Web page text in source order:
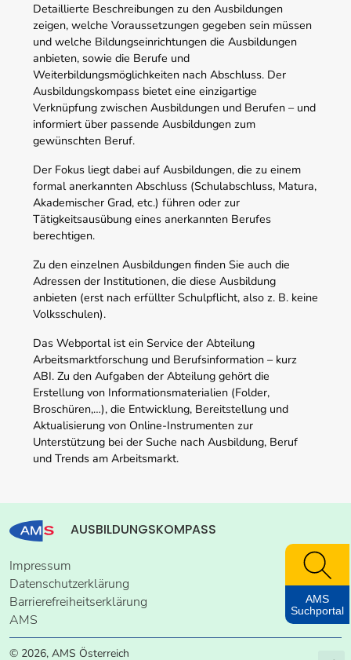
Detaillierte Beschreibungen zu den Ausbildungen
zeigen, welche Voraussetzungen gegeben sein müssen
und welche Bildungseinrichtungen die Ausbildungen
anbieten, sowie die Berufe und
Weiterbildungsmöglichkeiten nach Abschluss. Der
Ausbildungskompass bietet eine einzigartige
Verknüpfung zwischen Ausbildungen und Berufen – und
informiert über passende Ausbildungen zum
gewünschten Beruf.
Der Fokus liegt dabei auf Ausbildungen, die zu einem
formal anerkannten Abschluss (Schulabschluss, Matura,
Akademischer Grad, etc.) führen oder zur
Tätigkeitsausübung eines anerkannten Berufes
berechtigen.
Zu den einzelnen Ausbildungen finden Sie auch die
Adressen der Institutionen, die diese Ausbildung
anbieten (erst nach erfüllter Schulpflicht, also z. B. keine
Volksschulen).
Das Webportal ist ein Service der Abteilung
Arbeitsmarktforschung und Berufsinformation – kurz
ABI. Zu den Aufgaben der Abteilung gehört die
Erstellung von Informationsmaterialien (Folder,
Broschüren,…), die Entwicklung, Bereitstellung und
Aktualisierung von Online-Instrumenten zur
Unterstützung bei der Suche nach Ausbildung, Beruf
und Trends am Arbeitsmarkt.
AUSBILDUNGSKOMPASS
Impressum
Datenschutzerklärung
Barrierefreiheitserklärung
AMS
© 2026, AMS Österreich
AMS
Suchportal